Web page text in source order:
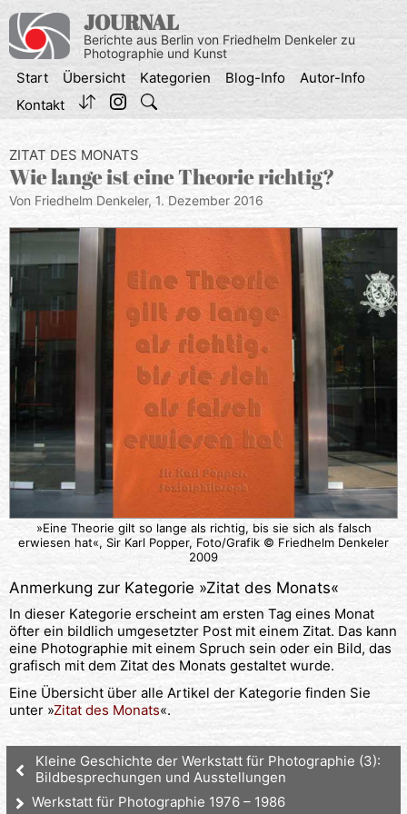
Inhalt
springen
JOURNAL
Berichte aus Berlin von Friedhelm Denkeler zu
Photographie und Kunst
Start Übersicht Kategorien Blog-Info
Autor-Info
Kontakt
ZITAT DES MONATS
Wie lange ist eine Theorie richtig?
Von Friedhelm Denkeler, 1. Dezember 2016
»Eine Theorie gilt so lange als richtig, bis sie sich als falsch
erwiesen hat«, Sir Karl Popper, Foto/Grafik © Friedhelm Denkeler
2009
Anmerkung zur Kategorie »Zitat des Monats«
In dieser Kategorie erscheint am ersten Tag eines Monat
öfter ein bildlich umgesetzter Post mit einem Zitat. Das kann
eine Photographie mit einem Spruch sein oder ein Bild, das
grafisch mit dem Zitat des Monats gestaltet wurde.
Eine Übersicht über alle Artikel der Kategorie finden Sie
unter »Zitat des Monats«.
Kleine Geschichte der Werkstatt für Photographie (3):
Bildbesprechungen und Ausstellungen
Werkstatt für Photographie 1976 – 1986